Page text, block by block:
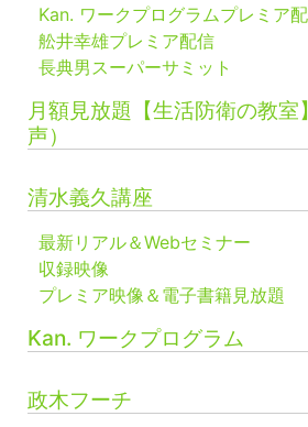
Kan. ワークプログラムプレミア
舩井幸雄プレミア配信
長典男スーパーサミット
月額見放題【生活防衛の教
声）
清水義久講座
最新リアル＆Webセミナー
収録映像
プレミア映像＆電子書籍見放題
Kan. ワークプログラム
政木フーチ